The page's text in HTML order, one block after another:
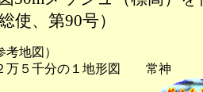
使、第90号）
考地図）
万５千分の１地形図 常神